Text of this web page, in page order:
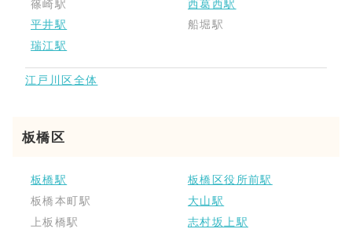
篠崎駅
西葛西駅
平井駅
船堀駅
瑞江駅
江戸川区全体
板橋区
板橋駅
板橋区役所前駅
板橋本町駅
大山駅
上板橋駅
志村坂上駅